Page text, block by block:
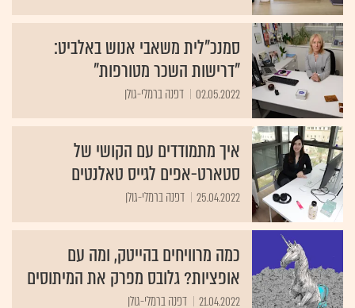
סמנכ"לית משאבי אנוש באלביט:
"דרישות השכר מטורפות"
02.05.2022 דפנה ברמלי-גולן
איך מתמודדים עם הקושי של
סטארט-אפים לגייס טאלנטים
25.04.2022 דפנה ברמלי-גולן
כמה מרוויחים בהייטק, ומה עם
אופציות? גלובס מפרק את המיתוסים
21.04.2022 דפנה ברמלי-גולן